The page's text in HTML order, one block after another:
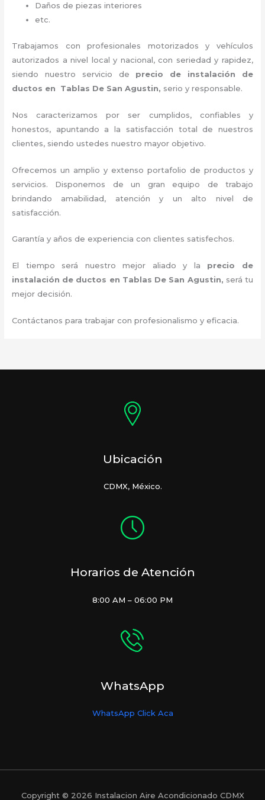
Daños de piezas interiores
etc.
Trabajamos con profesionales motorizados y vehículos
autorizados a nivel local y nacional, con seriedad y rapidez,
siendo nuestro servicio de precio de instalación de
ductos en Tablas De San Agustin, serio y responsable.
Nos caracterizamos por ser cumplidos, confiables y
honestos, apuntando a la satisfacción total de nuestros
clientes, siendo ustedes nuestro mayor objetivo.
Ofrecemos un amplio y extenso portafolio de productos y
servicios. Disponemos de un gran equipo de trabajo
brindando amabilidad, atención y un alto nivel de
satisfacción.
Garantía y años de experiencia con clientes satisfechos.
El tiempo será nuestro mejor aliado y la precio de
instalación de ductos en Tablas De San Agustin, será tu
mejor decisión.
Contáctanos para trabajar con profesionalismo y eficacia.
Ubicación
CDMX, México.
Horarios de Atención
8:00 AM – 06:00 PM
WhatsApp
WhatsApp Click Aca
Copyright © 2026 Instalacion Aire Acondicionado CDMX